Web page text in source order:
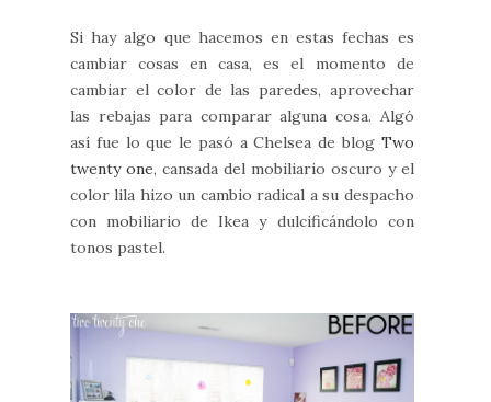
Si hay algo que hacemos en estas fechas es
cambiar cosas en casa, es el momento de
cambiar el color de las paredes, aprovechar
las rebajas para comparar alguna cosa. Algó
así fue lo que le pasó a Chelsea de blog Two
twenty one, cansada del mobiliario oscuro y el
color lila hizo un cambio radical a su despacho
con mobiliario de Ikea y dulcificándolo con
tonos pastel.